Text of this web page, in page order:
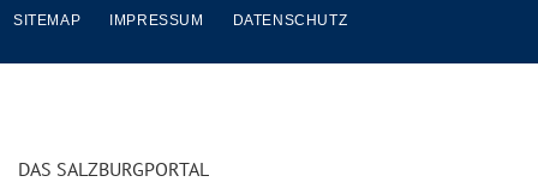
SITEMAP IMPRESSUM DATENSCHUTZ
DAS SALZBURGPORTAL